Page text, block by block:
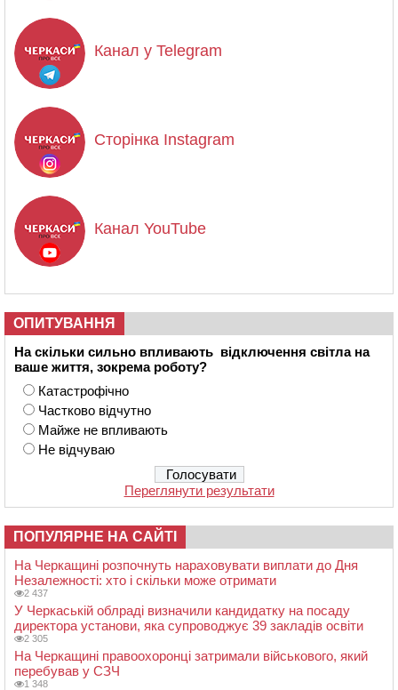
Канал у Telegram
Сторінка Instagram
Канал YouTube
ОПИТУВАННЯ
На скільки сильно впливають відключення світла на
ваше життя, зокрема роботу?
Катастрофічно
Частково відчутно
Майже не впливають
Не відчуваю
Переглянути результати
ПОПУЛЯРНЕ НА САЙТІ
На Черкащині розпочнуть нараховувати виплати до Дня
Незалежності: хто і скільки може отримати
2 437
У Черкаській облраді визначили кандидатку на посаду
директора установи, яка супроводжує 39 закладів освіти
2 305
На Черкащині правоохоронці затримали військового, який
перебував у СЗЧ
1 348